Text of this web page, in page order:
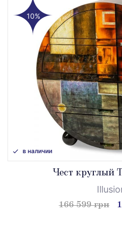
10%
в наличии
Чест круглый
166 599 грн